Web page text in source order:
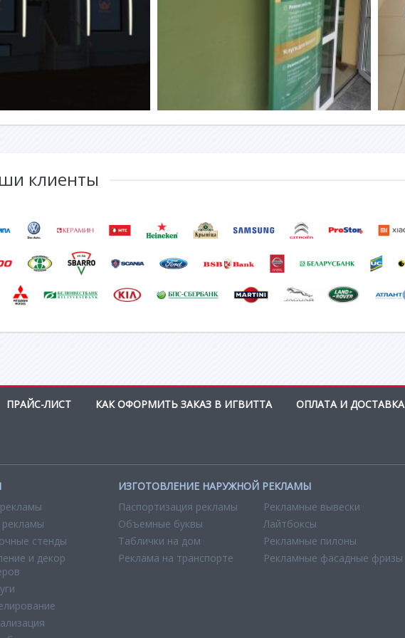
клиенты
ПРАЙС-ЛИСТ КАК ОФОРМИТЬ ЗАКАЗ В ИГВИТТА ОПЛАТА И ДОСТАВКА
стенды
и декор
ИЗГОТОВЛЕНИЕ НАРУЖНОЙ РЕКЛАМЫ
Паспортизация рекламы
Рекламные вывески
Объемные буквы
Лайтбоксы
Таблички на дом
Рекламные пилоны
Реклама на транспорте
Рекламные фасадные фризы